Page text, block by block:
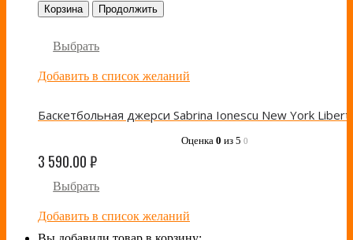
Корзина Продолжить
Выбрать
Добавить в список желаний
Оценка 0 из 5 0
3 590.00₽
Выбрать
Добавить в список желаний